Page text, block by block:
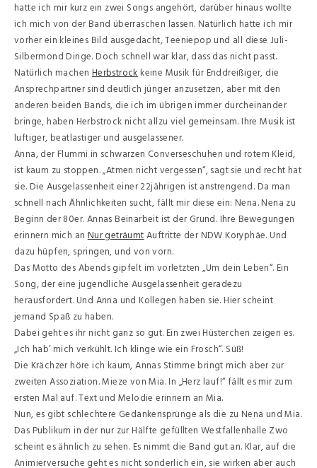
hatte ich mir kurz ein zwei Songs angehört, darüber hinaus wollte
ich mich von der Band überraschen lassen. Natürlich hatte ich mir
vorher ein kleines Bild ausgedacht, Teeniepop und all diese Juli-
Silbermond Dinge. Doch schnell war klar, dass das nicht passt.
Natürlich machenHerbstrockkeine Musik für Enddreißiger, die
Ansprechpartner sind deutlich jünger anzusetzen, aber mit den
anderen beiden Bands, die ich im übrigen immer durcheinander
bringe, haben Herbstrock nicht allzu viel gemeinsam. Ihre Musik ist
luftiger, beatlastiger und ausgelassener.
Anna, der Flummi in schwarzen Converseschuhen und rotem Kleid,
ist kaum zu stoppen. „Atmen nicht vergessen“, sagt sie und recht hat
sie. Die Ausgelassenheit einer 22jährigen ist anstrengend. Da man
schnell nach Ähnlichkeiten sucht, fällt mir diese ein: Nena. Nena zu
Beginn der 80er. Annas Beinarbeit ist der Grund. Ihre Bewegungen
erinnern mich anNur geträumtAuftritte der NDW Koryphäe. Und
dazu hüpfen, springen, und von vorn.
Das Motto des Abends gipfelt im vorletzten „Um dein Leben“. Ein
Song, der eine jugendliche Ausgelassenheit geradezu
herausfordert. Und Anna und Kollegen haben sie. Hier scheint
jemand Spaß zu haben.
Dabei geht es ihr nicht ganz so gut. Ein zwei Hüsterchen zeigen es.
„Ich hab’ mich verkühlt. Ich klinge wie ein Frosch“. Süß!
Die Krächzer höre ich kaum, Annas Stimme bringt mich aber zur
zweiten Assoziation. Mieze von Mia. In „Herz lauf!“ fällt es mir zum
ersten Mal auf. Text und Melodie erinnern an Mia.
Nun, es gibt schlechtere Gedankensprünge als die zu Nena und Mia.
Das Publikum in der nur zur Hälfte gefüllten Westfallenhalle Zwo
scheint es ähnlich zu sehen. Es nimmt die Band gut an. Klar, auf die
Animierversuche geht es nicht sonderlich ein, sie wirken aber auch